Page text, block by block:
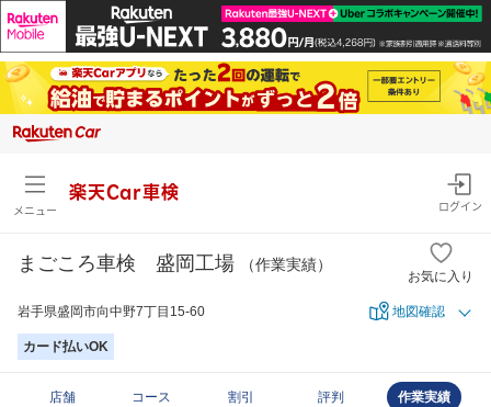
メニュー
楽天Car車検
ログイン
まごころ車検 盛岡工場 （作業実績）
お気に入り
岩手県盛岡市向中野7丁目15-60 地図確認
カード払いOK
店舗
コース
割引
評判
作業実績